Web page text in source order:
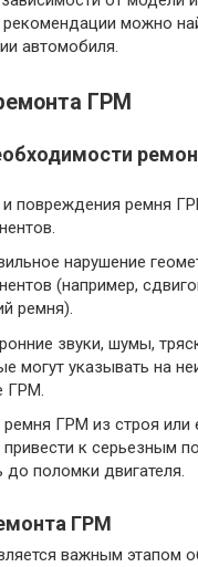
можно
автомобиля.
ГРМ
повреждения ремня
нарушение
(например,
ремня).
звуки, шумы,
могут указывать на
ГРМ.
ГРМ из строя или
к серьезным
до поломки двигателя.
ГРМ
важным этапом